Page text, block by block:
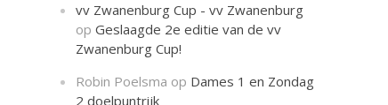
vv Zwanenburg Cup - vv Zwanenburg
opGeslaagde 2e editie van de vv
Zwanenburg Cup!
Robin Poelsma op Dames 1 en Zondag
2 doelpuntrijk